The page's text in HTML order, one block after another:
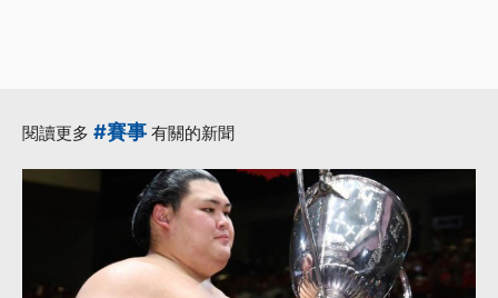
閱讀更多 #賽事 有關的新聞